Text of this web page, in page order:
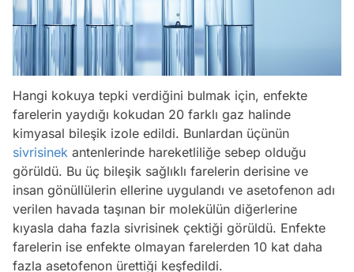
Hangi kokuya tepki verdiğini bulmak için, enfekte
farelerin yaydığı kokudan 20 farklı gaz halinde
kimyasal bileşik izole edildi. Bunlardan üçünün
sivrisinek antenlerinde hareketliliğe sebep olduğu
görüldü. Bu üç bileşik sağlıklı farelerin derisine ve
insan gönüllülerin ellerine uygulandı ve asetofenon adı
verilen havada taşınan bir molekülün diğerlerine
kıyasla daha fazla sivrisinek çektiği görüldü. Enfekte
farelerin ise enfekte olmayan farelerden 10 kat daha
fazla asetofenon ürettiği keşfedildi.